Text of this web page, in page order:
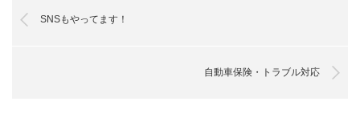
SNSもやってます！
自動車保険・トラブル対応